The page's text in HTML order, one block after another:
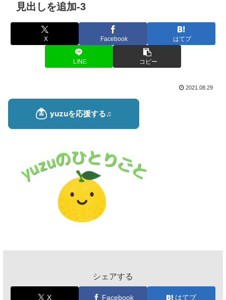
見出しを追加-3
X Facebook はてブ
LINE コピー
2021.08.29
シェアする
X Facebook はてブ